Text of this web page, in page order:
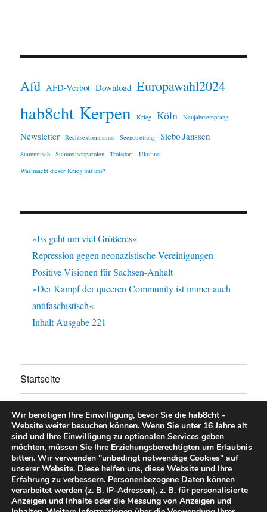
Afd AFD-Verbot Download Europawahl2024
hab8cht Kerpen Krieg Köln Neujahrsempfang
Newsletter Rechtsextremismus Seenotrettung Siebo Janssen
Stammtisch Stammtischparolen Troisdorf
Ukraine
Was macht dieser Krieg mit uns?
»Es geht um viel Größeres«
Repression gegen neonazistische Vereinigungen
Positive Visionen für Sachsen-Anhalt
»Der Kampf der queeren Community ist immer auch
antifaschistisch«
Inhalt Ausgabe 221
Startseite
anzeigen
Unsere Aktionen
anzeigen
Mitglied/Spenden/Mitmachen
anzeigen
Downloads
Wir benötigen Ihre Einwilligung, bevor Sie die hab8cht -
Website weiter besuchen können. Wenn Sie unter 16 Jahre alt
sind und Ihre Einwilligung zu optionalen Services geben
möchten, müssen Sie Ihre Erziehungsberechtigten um Erlaubnis
bitten. Wir verwenden "unbedingt notwendige Cookies" auf
unserer Website. Diese helfen uns, diese Website und Ihre
Erfahrung zu verbessern. Personenbezogene Daten können
verarbeitet werden (z. B. IP-Adressen), z. B. für personalisierte
Anzeigen und Inhalte oder die Messung von Anzeigen und